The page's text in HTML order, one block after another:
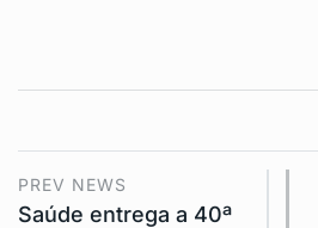
PREV NEWS
Saúde entrega a 40ª